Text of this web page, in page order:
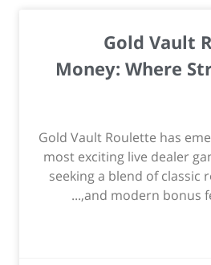
Gold Vault
Money: Where
Gold Vault Roulette has
most exciting live dealer
seeking a blend of classic
and modern bonus